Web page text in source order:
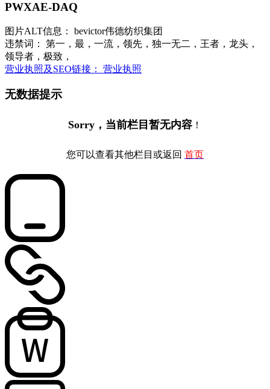
PWXAE-DAQ
图片ALT信息： bevictor伟德纺织集团
违禁词： 第一，最，一流，领先，独一无二，王者，龙头，
领导者，极致，
营业执照及SEO链接： 营业执照
无数据提示
Sorry，当前栏目暂无内容 ！
您可以查看其他栏目或返回 首页